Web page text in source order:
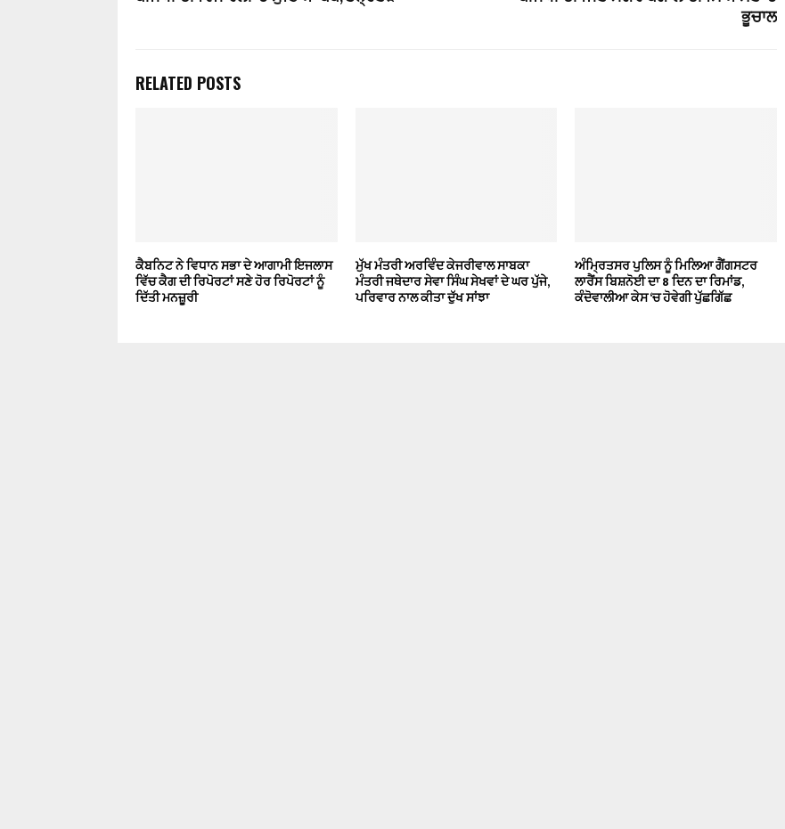
ਭੂਚਾਲ
RELATED POSTS
ਕੈਬਨਿਟ ਨੇ ਵਿਧਾਨ ਸਭਾ ਦੇ ਆਗਾਮੀ ਇਜਲਾਸ
ਵਿੱਚ ਕੈਗ ਦੀ ਰਿਪੋਰਟਾਂ ਸਣੇ ਹੋਰ ਰਿਪੋਰਟਾਂ ਨੂੰ
ਦਿੱਤੀ ਮਨਜ਼ੂਰੀ
ਮੁੱਖ ਮੰਤਰੀ ਅਰਵਿੰਦ ਕੇਜਰੀਵਾਲ ਸਾਬਕਾ
ਮੰਤਰੀ ਜਥੇਦਾਰ ਸੇਵਾ ਸਿੰਘ ਸੇਖਵਾਂ ਦੇ ਘਰ ਪੁੱਜੇ,
ਪਰਿਵਾਰ ਨਾਲ ਕੀਤਾ ਦੁੱਖ ਸਾਂਝਾ
ਅੰਮ੍ਰਿਤਸਰ ਪੁਲਿਸ ਨੂੰ ਮਿਲਿਆ ਗੈਂਗਸਟਰ
ਲਾਰੈਂਸ ਬਿਸ਼ਨੋਈ ਦਾ 8 ਦਿਨ ਦਾ ਰਿਮਾਂਡ,
ਕੰਦੋਵਾਲੀਆ ਕੇਸ ‘ਚ ਹੋਵੇਗੀ ਪੁੱਛਗਿੱਛ